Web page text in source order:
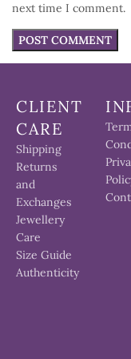
next time I comment.
CLIENT
CARE
Shipping
Returns
and
Exchanges
Jewellery
Care
Size Guide
Authenticity